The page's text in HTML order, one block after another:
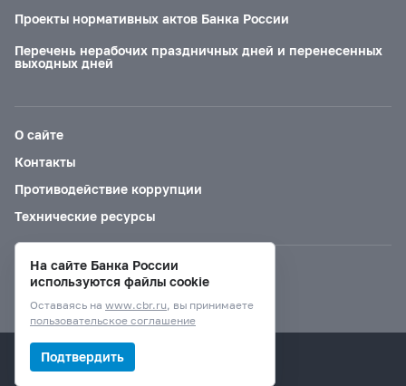
Проекты нормативных актов Банка России
Перечень нерабочих праздничных дней и перенесенных
выходных дней
О сайте
Контакты
Противодействие коррупции
Технические ресурсы
Версия для слабовидящих
© Банк России, 2000–2026.
На сайте Банка России
используются файлы cookie
Оставаясь на www.cbr.ru, вы принимаете
пользовательское соглашение
Подтвердить